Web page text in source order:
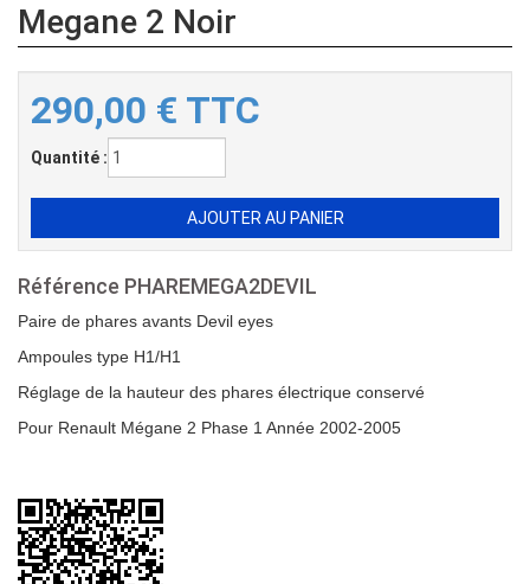
Megane 2 Noir
290,00 € TTC
Quantité :
Référence PHAREMEGA2DEVIL
Paire de phares avants Devil eyes
Ampoules type H1/H1
Réglage de la hauteur des phares électrique conservé
Pour Renault Mégane 2 Phase 1 Année 2002-2005